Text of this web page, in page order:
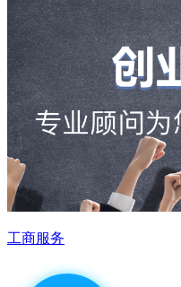
工商服务